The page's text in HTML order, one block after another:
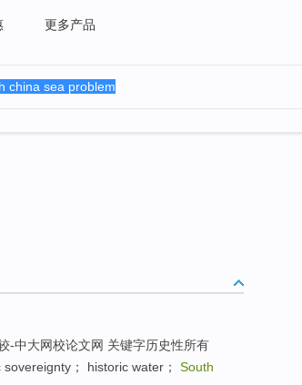
更多产品
-中大网校论文网 关键字历史性所有
； historic water； South